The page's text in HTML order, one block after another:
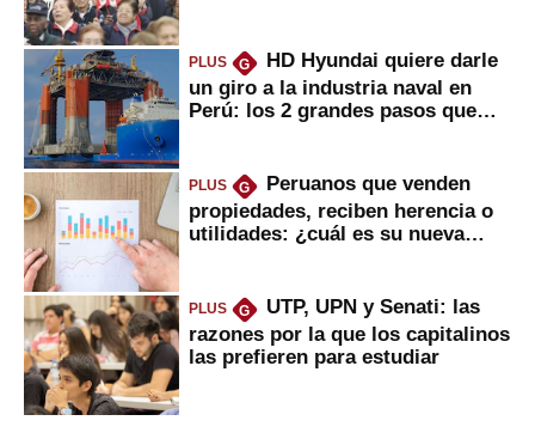
PLUS G
HD Hyundai quiere darle
un giro a la industria naval en
Perú: los 2 grandes pasos que
PLUS G
Peruanos que venden
propiedades, reciben herencia o
utilidades: ¿cuál es su nueva
PLUS G
UTP, UPN y Senati: las
razones por la que los capitalinos
las prefieren para estudiar